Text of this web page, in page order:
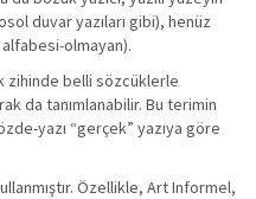
duvar yazıları gibi), henüz
alfabesi-olmayan).
zihinde belli sözcüklerle
da tanımlanabilir. Bu terimin
yazı “gerçek” yazıya göre
Özellikle, Art Informel,